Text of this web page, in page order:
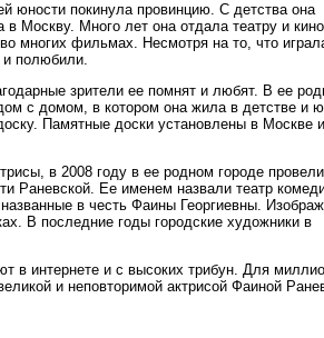
юности покинула провинцию. С детства она
в Москву. Много лет она отдала театру и
многих фильмах. Несмотря на то, что
и полюбили.
зрители ее помнят и любят. В ее
с домом, в котором она жила в детстве и
Памятные доски установлены в Москве
в 2008 году в ее родном городе провели
Раневской. Ее именем назвали театр
в честь Фаины Георгиевны.
В последние годы городские художники в
в интернете и с высоких трибун. Для
и неповторимой актрисой Фаиной